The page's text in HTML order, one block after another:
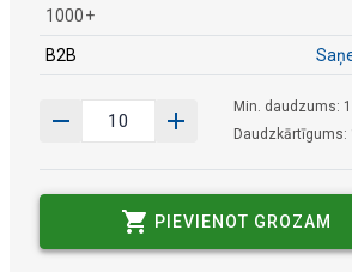
1000+
B2B
Min. daudzums:
Daudzkārtīgums:
PIEVIENOT GROZAM